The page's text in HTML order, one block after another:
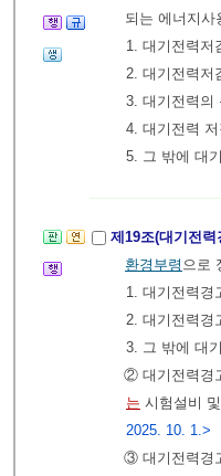
되는 에너지
1. 대기전력저
2. 대기전력저
3. 대기전력의
4. 대기전력
5. 그 밖에 대
제19조(대기전
환경부령 으로
1. 대기전력경
2. 대기전력경
3. 그 밖에 대
② 대기전력경
는 시험설비
2025. 10. 1.>
③ 대기전력경